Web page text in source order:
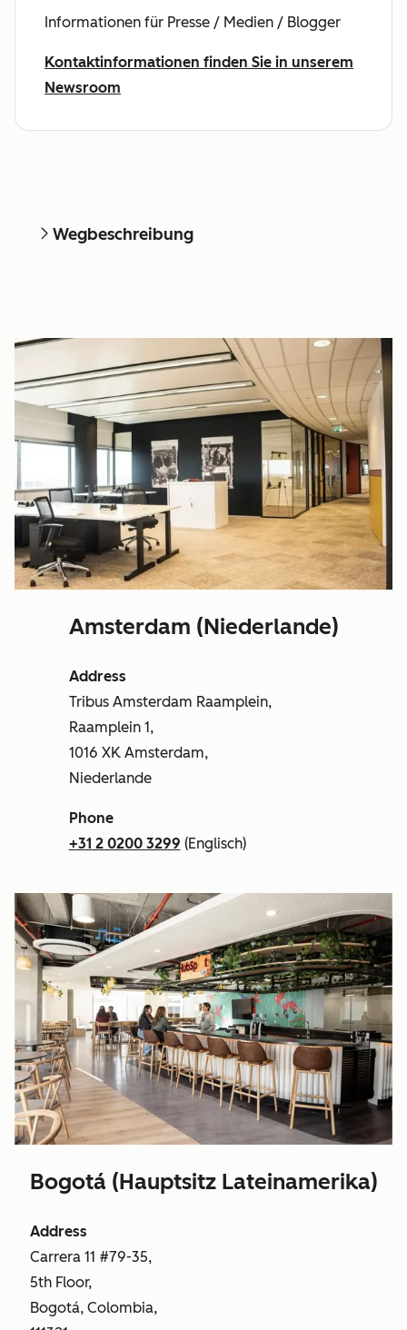
Informationen für Presse / Medien / Blogger
Kontaktinformationen finden Sie in unserem
Newsroom
Wegbeschreibung
Amsterdam (Niederlande)
Address
Tribus Amsterdam Raamplein,
Raamplein 1,
1016 XK Amsterdam,
Niederlande
Phone
+31 2 0200 3299 (Englisch)
Bogotá (Hauptsitz Lateinamerika)
Address
Carrera 11 #79-35,
5th Floor,
Bogotá, Colombia,